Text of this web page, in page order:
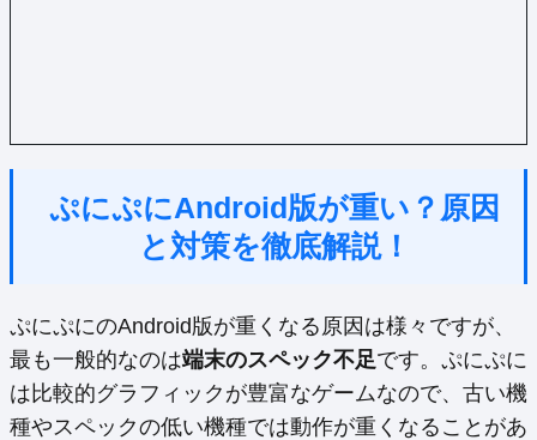
ぷにぷにAndroid版が重い？原因
と対策を徹底解説！
ぷにぷにのAndroid版が重くなる原因は様々ですが、
最も一般的なのは端末のスペック不足です。ぷにぷに
は比較的グラフィックが豊富なゲームなので、古い機
種やスペックの低い機種では動作が重くなることがあ